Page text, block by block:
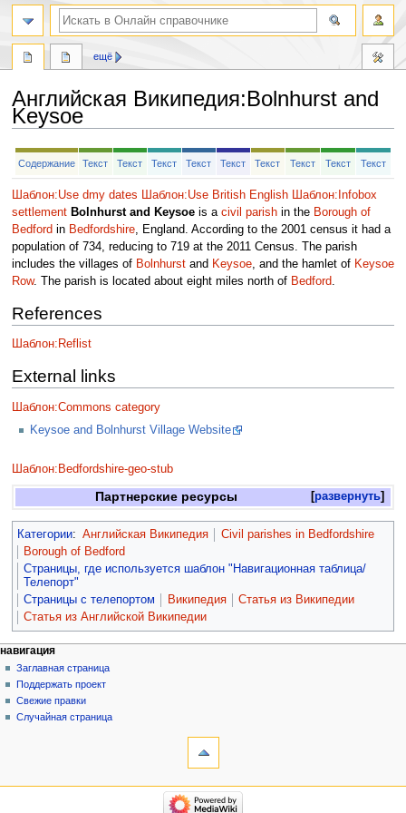
Английская Википедия:Bolnhurst and
Keysoe
Перейти
Перейти
Содержание Текст Текст Текст Текст Текст Текст Текст Текст Текст
Шаблон:Use dmy dates Шаблон:Use British English
Шаблон:Infobox
settlement Bolnhurst and Keysoeis a civil parishin the Borough of
Bedford in Bedfordshire, England. According to the 2001 census it had a
population of 734, reducing to 719 at the 2011 Census. The parish
includes the villages of Bolnhurstand Keysoe, and the hamlet of Keysoe
Row. The parish is located about eight miles north of Bedford
References
Шаблон:Reflist
External links
Шаблон:Commons category
Keysoe and Bolnhurst Village Website
Шаблон:Bedfordshire-geo-stub
развернуть
Партнерские ресурсы
Категории: Английская Википедия
Civil parishes in Bedfordshire
Borough of Bedford
Страницы, где используется шаблон "Навигационная таблица/
Телепорт"
Страницы с телепортом
Википедия
Статья из Википедии
Статья из Английской Википедии
ещё
навигация
Заглавная страница
Поддержать проект
Свежие правки
Случайная страница